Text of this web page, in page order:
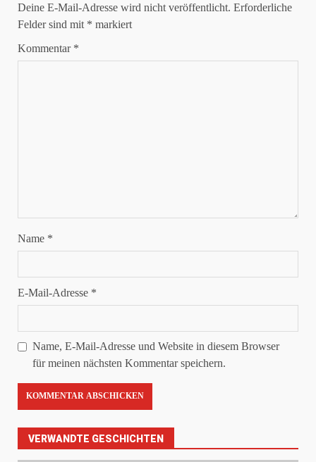
Deine E-Mail-Adresse wird nicht veröffentlicht. Erforderliche
Felder sind mit * markiert
Kommentar *
Name *
E-Mail-Adresse *
Name, E-Mail-Adresse und Website in diesem Browser
für meinen nächsten Kommentar speichern.
VERWANDTE GESCHICHTEN